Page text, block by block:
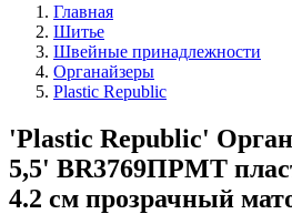
Главная
Шитье
Швейные принадлежности
Органайзеры
Plastic Republic
'Plastic Republic'
5,5' BR3769ПРМТ
4.2 см прозрачный